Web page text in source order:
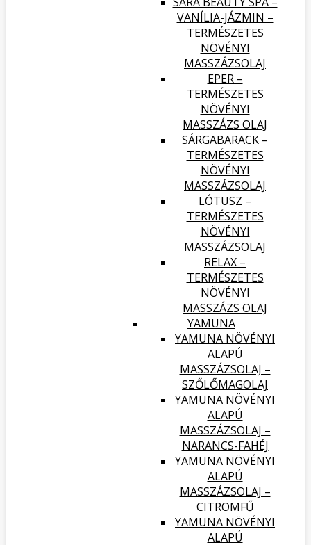
VANÍLIA-JÁZMIN –
TERMÉSZETES
NÖVÉNYI
MASSZÁZSOLAJ
EPER –
TERMÉSZETES
NÖVÉNYI
MASSZÁZS OLAJ
SÁRGABARACK –
TERMÉSZETES
NÖVÉNYI
MASSZÁZSOLAJ
LÓTUSZ –
TERMÉSZETES
NÖVÉNYI
MASSZÁZSOLAJ
RELAX –
TERMÉSZETES
NÖVÉNYI
MASSZÁZS OLAJ
YAMUNA
YAMUNA NÖVÉNYI
ALAPÚ
MASSZÁZSOLAJ –
SZŐLŐMAGOLAJ
YAMUNA NÖVÉNYI
ALAPÚ
MASSZÁZSOLAJ –
NARANCS-FAHÉJ
YAMUNA NÖVÉNYI
ALAPÚ
MASSZÁZSOLAJ –
CITROMFŰ
YAMUNA NÖVÉNYI
ALAPÚ